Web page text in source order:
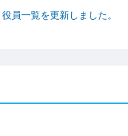
役員一覧を更新しました。